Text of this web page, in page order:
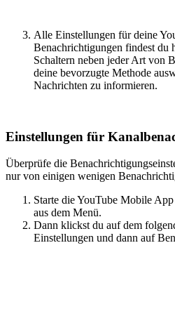
Alle Einstellungen für deine
Benachrichtigungen findest du
Schaltern neben jeder Art von
deine bevorzugte Methode
Nachrichten zu informieren.
Einstellungen für
Überprüfe die
nur von einigen wenigen
Starte die YouTube Mobile
aus dem Menü.
Dann klickst du auf dem
Einstellungen und dann auf